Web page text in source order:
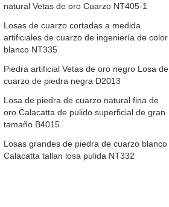
natural Vetas de oro Cuarzo NT405-1
Losas de cuarzo cortadas a medida
artificiales de cuarzo de ingeniería de color
blanco NT335
Piedra artificial Vetas de oro negro Losa de
cuarzo de piedra negra D2013
Losa de piedra de cuarzo natural fina de
oro Calacatta de pulido superficial de gran
tamaño B4015
Losas grandes de piedra de cuarzo blanco
Calacatta tallan losa pulida NT332